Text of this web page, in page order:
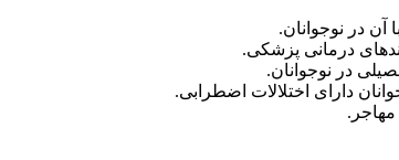
در نوجوانان.